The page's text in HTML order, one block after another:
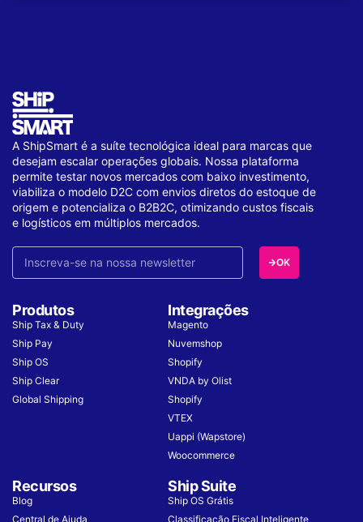
A ShipSmart é a suíte tecnológica ideal para marcas que
desejam escalar operações globais. Nossa plataforma
permite testar novos mercados com baixo investimento,
viabiliza o modelo D2C com envios diretos do estoque de
origem e potencializa o B2B2C, otimizando custos fiscais
e logísticos em múltiplos mercados.
OK
Produtos
Ship Tax & Duty
Ship Pay
Ship OS
Ship Clear
Global Shipping
Integrações
Magento
Nuvemshop
Shopify
VNDA by Olist
Shopify
VTEX
Uappi (Wapstore)
Woocommerce
Recursos
Blog
Central de Ajuda
Ship Suite
Ship OS Grátis
Classificação Fiscal Inteligente